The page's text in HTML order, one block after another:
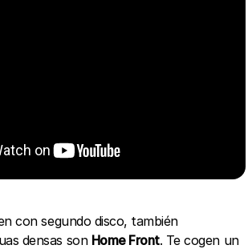
con segundo disco, también
densas son Home Front. Te cogen un